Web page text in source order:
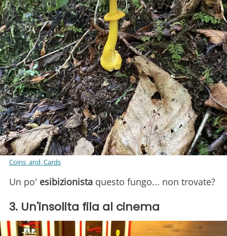
Coins_and_Cards
Un po' esibizionista questo fungo... non trovate?
3. Un'insolita fila al cinema